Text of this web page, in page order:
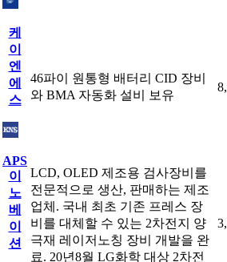
케
이
엔
에
스
46파이 원통형 배터리 CID 장비
와 BMA 자동화 설비 보유
APS
이
노
베
이
션
LCD, OLED 제조용 검사장비를
전문적으로 생산, 판매하는 제조
업체. 국내 최초 기존 프레스 장
비를 대체할 수 있는 2차전지 양
극재 레이저노칭 장비 개발을 완
료. 20년8월 LG화학 대상 2차전